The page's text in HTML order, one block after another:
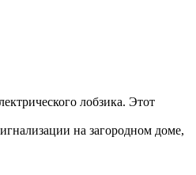
лобзика. Этот
на загородном доме,